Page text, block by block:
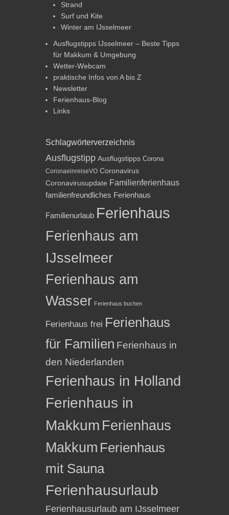
Strand
Surf und Kite
Winter am IJsselmeer
Ausflugstipps IJsselmeer – Beste Tipps
für Makkum & Umgebung
Wetter-Webcam
praktische Infos von A bis Z
Newsletter
Ferienhaus-Blog
Links
Schlagwörterverzeichnis
Ausflugstipp Ausflugstipps Corona
CoronaeinreiseVO Coronavirus
Coronavirusupdate Familienferienhaus
familienfreundliches Ferienhaus
Familienurlaub Ferienhaus
Ferienhaus am
IJsselmeer
Ferienhaus am
Wasser Ferienhaus buchen
Ferienhaus frei Ferienhaus
für Familien Ferienhaus in
den Niederlanden
Ferienhaus in Holland
Ferienhaus in
Makkum Ferienhaus
Makkum Ferienhaus
mit Sauna
Ferienhausurlaub
Ferienhausurlaub am IJsselmeer